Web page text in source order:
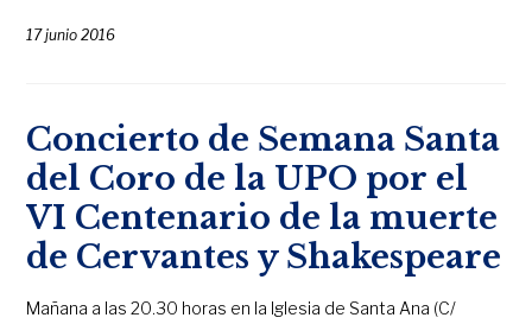
17 junio 2016
Concierto de Semana Santa
del Coro de la UPO por el
VI Centenario de la muerte
de Cervantes y Shakespeare
Mañana a las 20.30 horas en la Iglesia de Santa Ana (C/